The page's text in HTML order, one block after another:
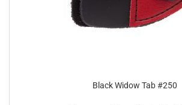
Black Widow Tab #250